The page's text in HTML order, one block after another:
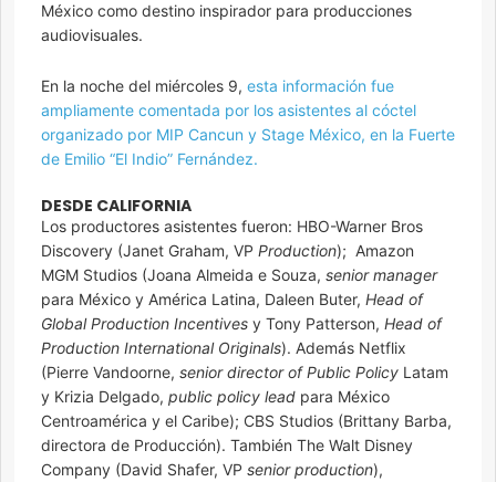
México como destino inspirador para producciones
audiovisuales.
En la noche del miércoles 9, esta información fue
ampliamente comentada por los asistentes al cóctel
organizado por MIP Cancun y Stage México, en la Fuerte
de Emilio “El Indio” Fernández.
DESDE CALIFORNIA
Los productores asistentes fueron: HBO-Warner Bros
Discovery (Janet Graham, VP Production); Amazon
MGM Studios (Joana Almeida e Souza, senior manager
para México y América Latina, Daleen Buter, Head of
Global Production Incentives y Tony Patterson, Head of
Production International Originals). Además Netflix
(Pierre Vandoorne, senior director of Public Policy Latam
y Krizia Delgado, public policy lead para México
Centroamérica y el Caribe); CBS Studios (Brittany Barba,
directora de Producción). También The Walt Disney
Company (David Shafer, VP senior production),